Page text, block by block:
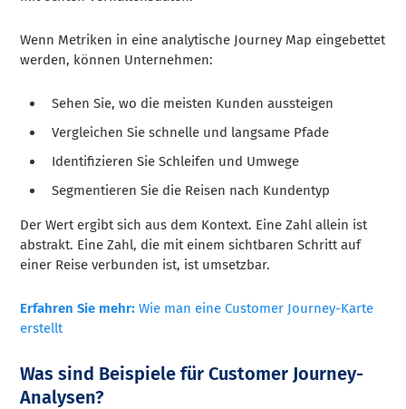
Wenn Metriken in eine analytische Journey Map eingebettet
werden, können Unternehmen:
Sehen Sie, wo die meisten Kunden aussteigen
Vergleichen Sie schnelle und langsame Pfade
Identifizieren Sie Schleifen und Umwege
Segmentieren Sie die Reisen nach Kundentyp
Der Wert ergibt sich aus dem Kontext. Eine Zahl allein ist
abstrakt. Eine Zahl, die mit einem sichtbaren Schritt auf
einer Reise verbunden ist, ist umsetzbar.
Erfahren Sie mehr:Wie man eine Customer Journey-Karte
erstellt
Was sind Beispiele für Customer Journey-
Analysen?